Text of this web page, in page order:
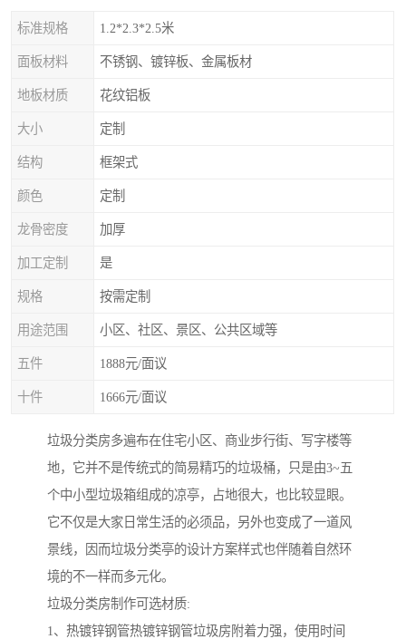
标准规格 1.2*2.3*2.5米
面板材料 不锈钢、镀锌板、金属板材
地板材质 花纹铝板
大小 定制
结构 框架式
颜色 定制
龙骨密度 加厚
加工定制 是
规格 按需定制
用途范围 小区、社区、景区、公共区域等
五件 1888元/面议
十件 1666元/面议
垃圾分类房多遍布在住宅小区、商业步行街、写字楼等
地，它并不是传统式的简易精巧的垃圾桶，只是由3~五
个中小型垃圾箱组成的凉亭，占地很大，也比较显眼。
它不仅是大家日常生活的必须品，另外也变成了一道风
景线，因而垃圾分类亭的设计方案样式也伴随着自然环
境的不一样而多元化。
垃圾分类房制作可选材质:
1、热镀锌钢管热镀锌钢管垃圾房附着力强，使用时间